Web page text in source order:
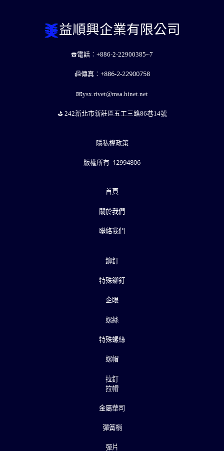
益順興企業有限公司
☎️電話︰ +886-2-22900385~7
📠傳真︰ +886-2-22900758
📧ysx.rivet@msa.hinet.net
⛳️ ️242新北市新莊區五工三路86巷14號
隱私權政策
版權所有 12994806
首頁
關於我們
聯絡我們
鉚釘
特殊鉚釘
企眼
螺絲
特殊螺絲
螺帽
拉釘
拉帽
金屬華司
彈簧梢
彈片